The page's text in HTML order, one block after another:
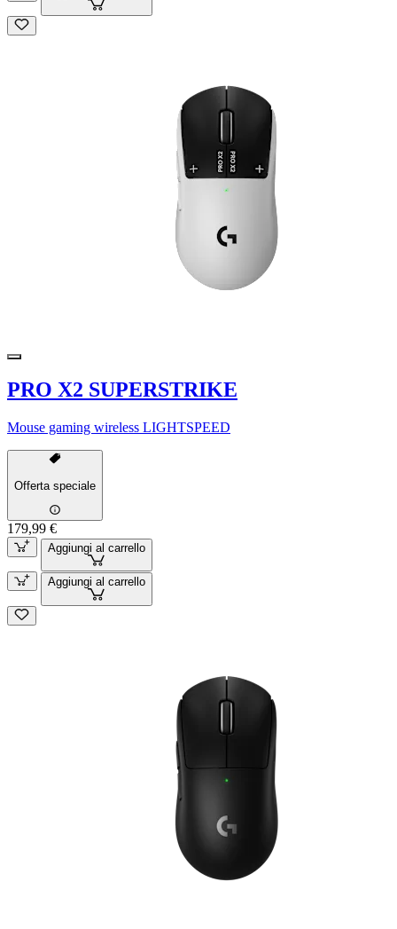
PRO X2 SUPERSTRIKE
Mouse gaming wireless LIGHTSPEED
Offerta speciale
179,99 €
Aggiungi al carrello
Aggiungi al carrello